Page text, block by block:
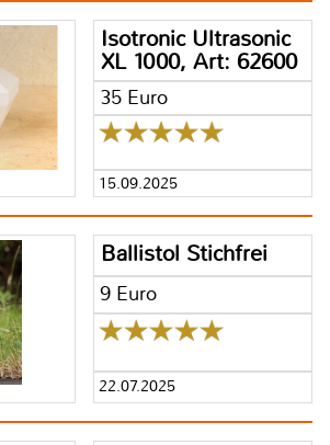
Isotronic Ultrasonic
XL 1000, Art: 62600
35 Euro
15.09.2025
Ballistol Stichfrei
9 Euro
22.07.2025